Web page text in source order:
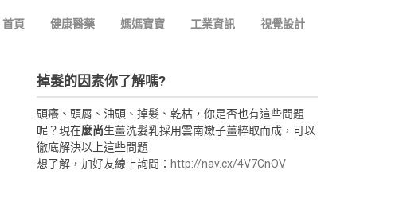
首頁 健康醫藥 媽媽寶寶 工業資訊 視覺設計
掉髮的因素你了解嗎?
頭癢、頭屑、油頭、掉髮、乾枯，你是否也有這些問題
呢？現在麼尚生薑洗髮乳採用雲南嫩子薑粹取而成，可以
徹底解決以上這些問題
想了解，加好友線上詢問： http://nav.cx/4V7CnOV